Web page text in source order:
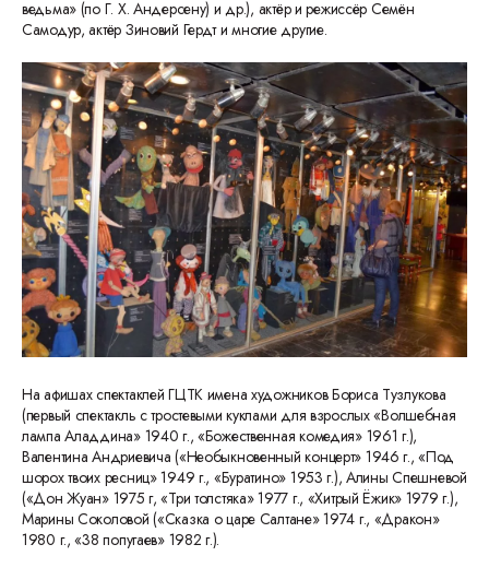
ведьма» (по Г. Х. Андерсену) и др.), актёр и режиссёр Семён
Самодур, актёр Зиновий Гердт и многие другие.
На афишах спектаклей ГЦТК имена художников Бориса Тузлукова
(первый спектакль с тростевыми куклами для взрослых «Волшебная
лампа Аладдина» 1940 г., «Божественная комедия» 1961 г.),
Валентина Андриевича («Необыкновенный концерт» 1946 г., «Под
шорох твоих ресниц» 1949 г., «Буратино» 1953 г.), Алины Спешневой
(«Дон Жуан» 1975 г, «Три толстяка» 1977 г., «Хитрый Ёжик» 1979 г.),
Марины Соколовой («Сказка о царе Салтане» 1974 г., «Дракон»
1980 г., «38 попугаев» 1982 г.).